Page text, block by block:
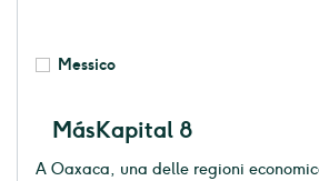
Messico
MásKapital 8
A Oaxaca, una delle regioni